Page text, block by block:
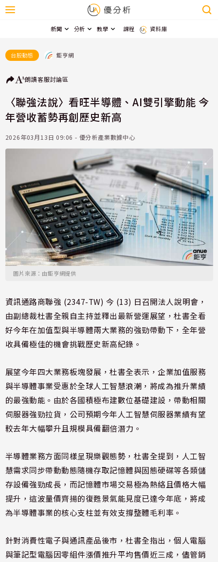
新聞 分析 教學 課程 資料庫
台股動態 鉅亨網
朗讀客服討論區
〈聯強法說〉看旺半導體、AI雙引擎動能 今
年營收蓄勢再創歷史新高
2026年03月13日 09:06 - 優分析產業數據中心
圖片來源：由鉅亨網提供
資訊通路商聯強 (2347-TW) 今 (13) 日召開法人說明會，
由副總裁杜書全親自主持並釋出最新營運展望，杜書全看
好今年在加值型與半導體兩大業務的強勁帶動下，全年營
收具備極佳的機會挑戰歷史新高紀錄。
展望今年四大業務板塊發展，杜書全表示，企業加值服務
與半導體事業受惠於全球人工智慧浪潮，將成為推升業績
的最強動能。由於各國積極布建數位基礎建設，帶動相關
伺服器強勁拉貨，公司預期今年人工智慧伺服器業績有望
較去年大幅攀升且規模具備翻倍潛力。
半導體業務方面同樣呈現樂觀態勢，杜書全提到，人工智
慧需求同步帶動動態隨機存取記憶體與固態硬碟等各類儲
存設備強勁成長，而記憶體市場交易極為熱絡且價格大幅
提升，這波量價齊揚的復甦景氣能見度已達今年底，將成
為半導體事業的核心支柱並有效支撐整體毛利率。
針對消費性電子與通訊產品後市，杜書全指出，個人電腦
與筆記型電腦因零組件漲價推升平均售價近三成，儘管銷